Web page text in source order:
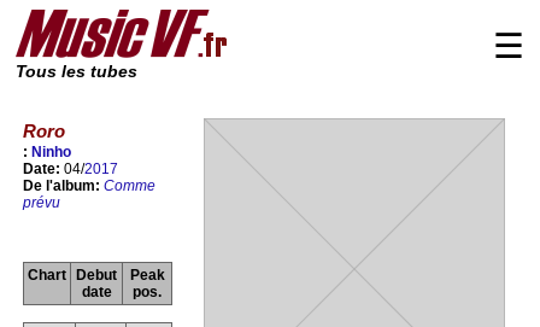
Tous les tubes
☰
Roro
: Ninho
Date: 04/2017
De l'album: Comme
prévu
Chart
Debut
date
Peak
pos.